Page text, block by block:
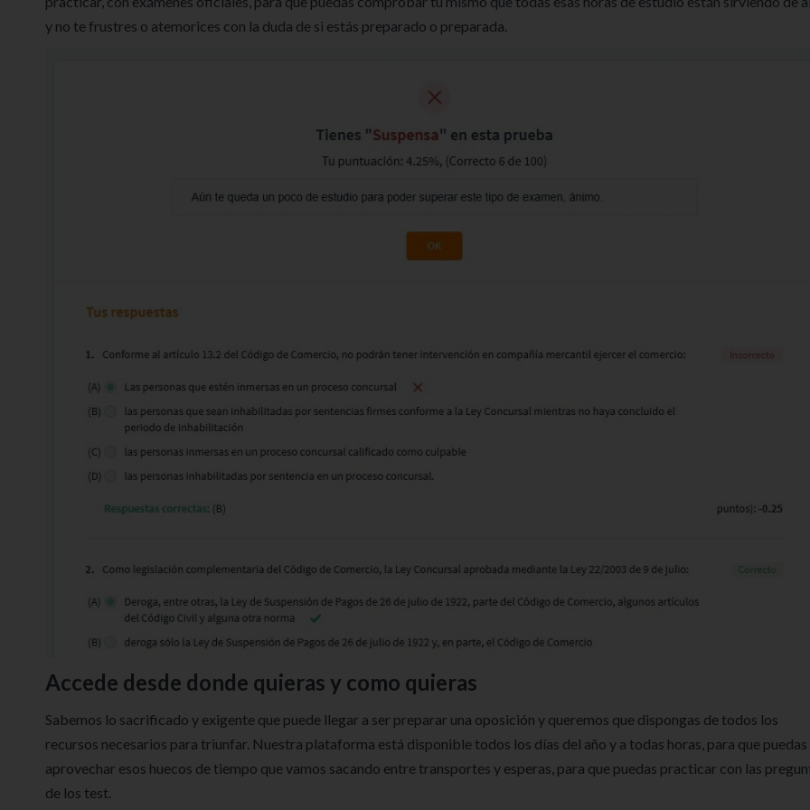
y no te frustres o atemorices con la duda de si estás preparado o preparada.
Accede desde donde quieras y como quieras
Sabemos lo sacrificado y exigente que puede llegar a ser preparar una oposición y queremos que dispongas de todos los
recursos necesarios para triunfar. Nuestra plataforma está disponible todos los días del año y a todas horas, para que puedas
aprovechar esos huecos de tiempo que vamos sacando entre transportes y esperas, para que puedas practicar con las
de los test.